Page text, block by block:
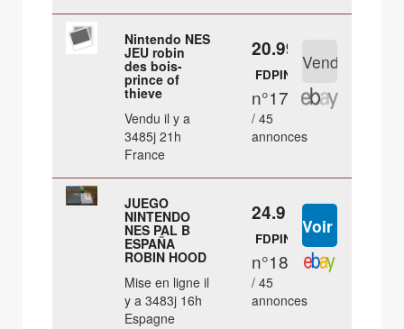
Nintendo NES
JEU robin
des bois-
prince of
thieve
Vendu il y a
3485j 21h
France
20.99 €
FDPIN
n°17
/ 45
annonces
JUEGO
NINTENDO
NES PAL B
ESPAÑA
ROBIN HOOD
Mise en ligne il
y a 3483j 16h
Espagne
24.9 €
FDPIN
n°18
/ 45
annonces